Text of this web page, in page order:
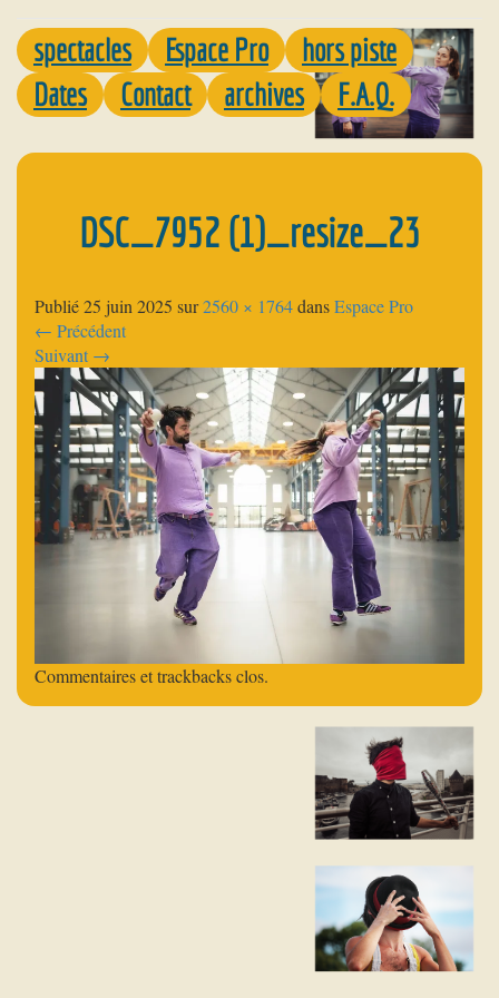
spectacles Espace Pro
hors piste
Dates
Contact archives F.A.Q.
DSC_7952 (1)_resize_23
Publié25 juin 2025 sur2560 × 1764dansEspace Pro
← Précédent
Suivant →
Commentaires et trackbacks clos.